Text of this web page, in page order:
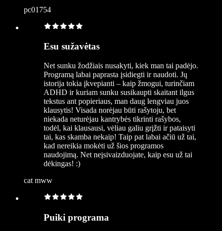
pc01754
Esu sužavėtas
Net sunku žodžiais nusakyti, kiek man tai padėjo.
Programą labai paprasta įsidiegti ir naudoti. Jų
istorija tokia įkvepianti – kaip žmogui, turinčiam
ADHD ir kuriam sunku susikaupti skaitant ilgus
tekstus ant popieriaus, man daug lengviau juos
klausytis! Visada norėjau būti rašytoju, bet
niekada neturėjau kantrybės tikrinti rašybos,
todėl, kai klausausi, vėliau galiu grįžti ir pataisyti
tai, kas skamba nekaip! Taip pat labai ačiū už tai,
kad nereikia mokėti už šios programos
naudojimą. Net neįsivaizduojate, kaip esu už tai
dėkingas! :)
cat mww
Puiki programa